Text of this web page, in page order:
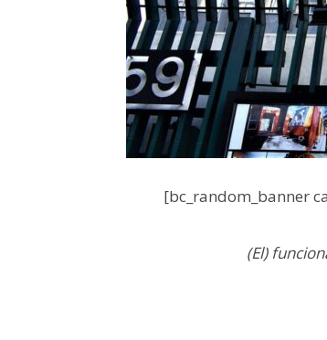
[bc_random_banner
(El)